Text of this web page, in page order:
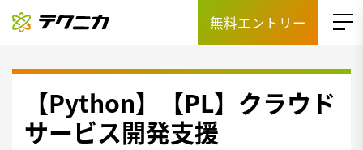
無料エントリー
【Python】【PL】クラウド
サービス開発支援